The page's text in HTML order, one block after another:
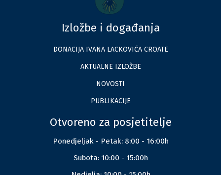
Izložbe i događanja
DONACIJA IVANA LACKOVIĆA CROATE
AKTUALNE IZLOŽBE
NOVOSTI
PUBLIKACIJE
Otvoreno za posjetitelje
Ponedjeljak - Petak: 8:00 - 16:00h
Subota: 10:00 - 15:00h